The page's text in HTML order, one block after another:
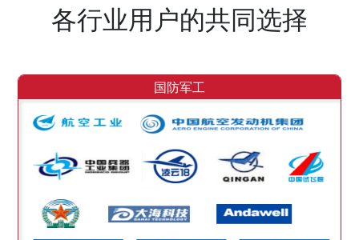
各行业用户的共同选择
国防军工